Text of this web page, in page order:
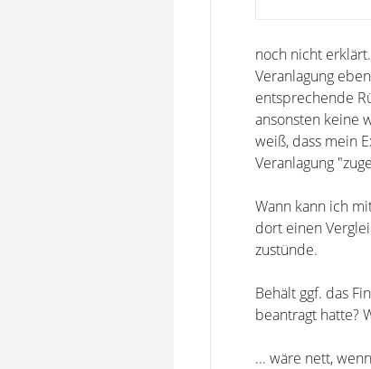
noch nicht
Veranlagung
entsprechende
ansonsten keine
weiß, dass mein
Veranlagung
Wann kann ich
dort einen
zustünde.
Behält ggf. das
beantragt hatte?
... wäre nett,